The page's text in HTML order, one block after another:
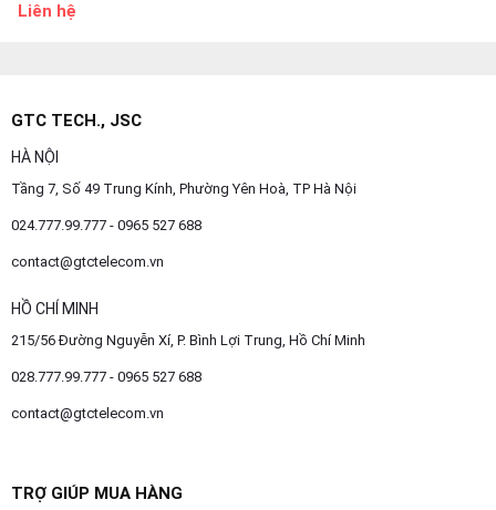
Liên hệ
GTC TECH., JSC
HÀ NỘI
Tầng 7, Số 49 Trung Kính, Phường Yên Hoà, TP Hà Nội
024.777.99.777 - 0965 527 688
contact@gtctelecom.vn
HỒ CHÍ MINH
215/56 Đường Nguyễn Xí, P. Bình Lợi Trung, Hồ Chí Minh
028.777.99.777 - 0965 527 688
contact@gtctelecom.vn
TRỢ GIÚP MUA HÀNG